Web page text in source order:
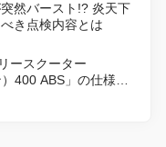
然バースト!? 炎天下
き点検内容とは
ースクーター
400 ABS」の仕様を